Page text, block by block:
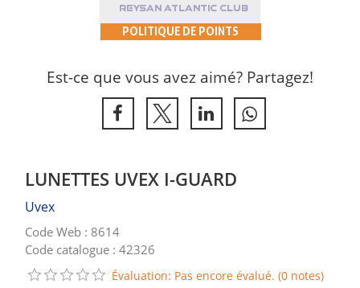
REYSAN ATLANTIC CLUB
POLITIQUE DE POINTS
Est-ce que vous avez aimé? Partagez!
LUNETTES UVEX I-GUARD
Uvex
Code Web : 8614
Code catalogue : 42326
Évaluation: Pas encore évalué. (0 notes)